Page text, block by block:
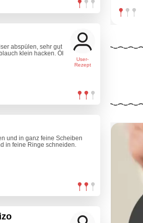
User-
Rezept
abspülen, sehr gut
klein hacken. Öl
und in ganz feine Scheiben
in feine Ringe schneiden.